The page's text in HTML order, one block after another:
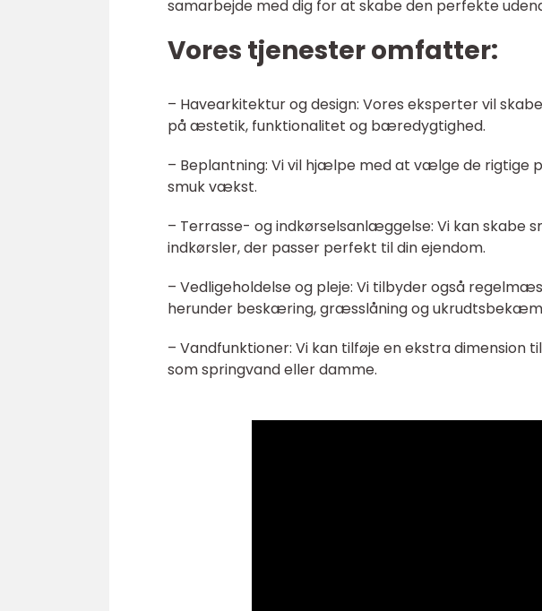
samarbejde med dig for at skabe den perfekte
Vores tjenester omfatter:
– Havearkitektur og design: Vores eksperter vil
på æstetik, funktionalitet og bæredygtighed.
– Beplantning: Vi vil hjælpe med at vælge de rigtige
smuk vækst.
– Terrasse- og indkørselsanlæggelse: Vi kan skabe
indkørsler, der passer perfekt til din ejendom.
– Vedligeholdelse og pleje: Vi tilbyder også
herunder beskæring, græsslåning og
– Vandfunktioner: Vi kan tilføje en ekstra dimension
som springvand eller damme.